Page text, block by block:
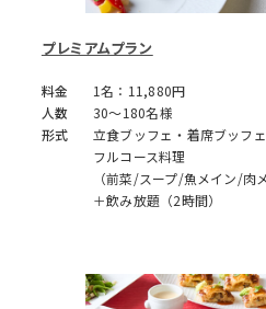
プレミアムプラン
料金
1名：11,880円
人数
30～180名様
形式
立食ブッフェ・着席ブッフェ
フルコース料理
（前菜/スープ/魚メイン/肉
＋飲み放題（2時間）